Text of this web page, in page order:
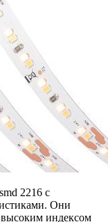
2216 с
Они
высоким индексом